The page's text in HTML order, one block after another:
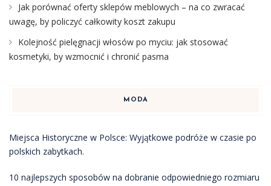
Jak porównać oferty sklepów meblowych – na co zwracać
uwagę, by policzyć całkowity koszt zakupu
Kolejność pielęgnacji włosów po myciu: jak stosować
kosmetyki, by wzmocnić i chronić pasma
MODA
Miejsca Historyczne w Polsce: Wyjątkowe podróże w czasie po
polskich zabytkach.
10 najlepszych sposobów na dobranie odpowiedniego rozmiaru